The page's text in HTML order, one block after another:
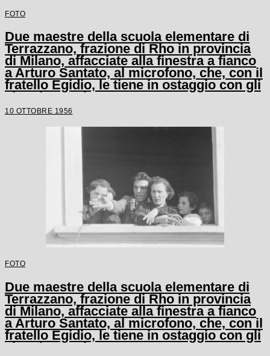
FOTO
Due maestre della scuola elementare di
Terrazzano, frazione di Rho in provincia
di Milano, affacciate alla finestra a fianco
a Arturo Santato, al microfono, che, con il
fratello Egidio, le tiene in ostaggio con gli
alunni e un'altra maestra
10 OTTOBRE 1956
FOTO
Due maestre della scuola elementare di
Terrazzano, frazione di Rho in provincia
di Milano, affacciate alla finestra a fianco
a Arturo Santato, al microfono, che, con il
fratello Egidio, le tiene in ostaggio con gli
alunni e un'altra maestra